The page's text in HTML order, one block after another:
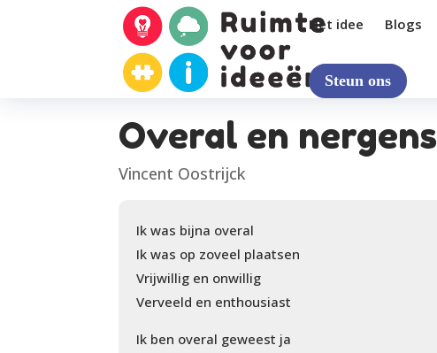
Het idee Blogs
Steun ons
Overal en nergens
Vincent Oostrijck
Ik was bijna overal
Ik was op zoveel plaatsen
Vrijwillig en onwillig
Verveeld en enthousiast
Ik ben overal geweest ja